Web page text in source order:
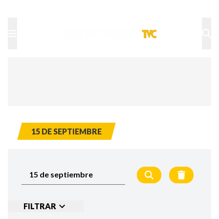
15 DE SEPTIEMBRE
FILTRAR